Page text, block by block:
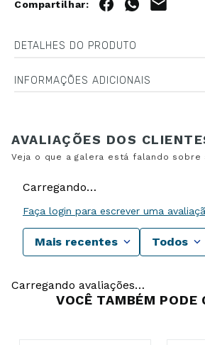
DETALHES DO PRODUTO
INFORMAÇÕES ADICIONAIS
Carregando…
Faça login para escrever uma
Mais recentes Todos
Carregando avaliações…
VOCÊ TAMBÉM PODE